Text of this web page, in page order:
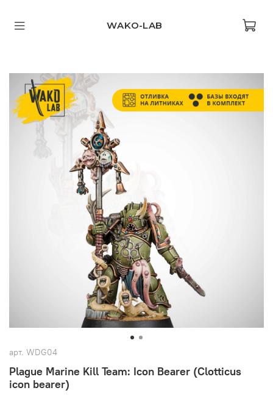
WAKO-LAB
арт. WDG04
Plague Marine Kill Team: Icon Bearer (Clotticus
icon bearer)